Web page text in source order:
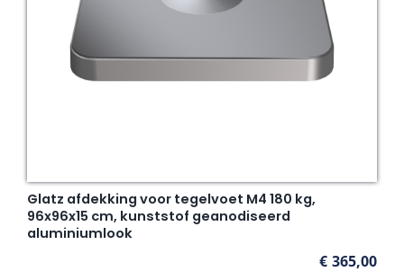
Glatz afdekking voor tegelvoet M4 180 kg,
96x96x15 cm, kunststof geanodiseerd
aluminiumlook
€ 365,00